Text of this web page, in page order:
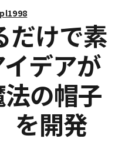
を
展
開
ュ
ー
を
メ
ニ
を
だけで素
デアが
の帽子
を開発